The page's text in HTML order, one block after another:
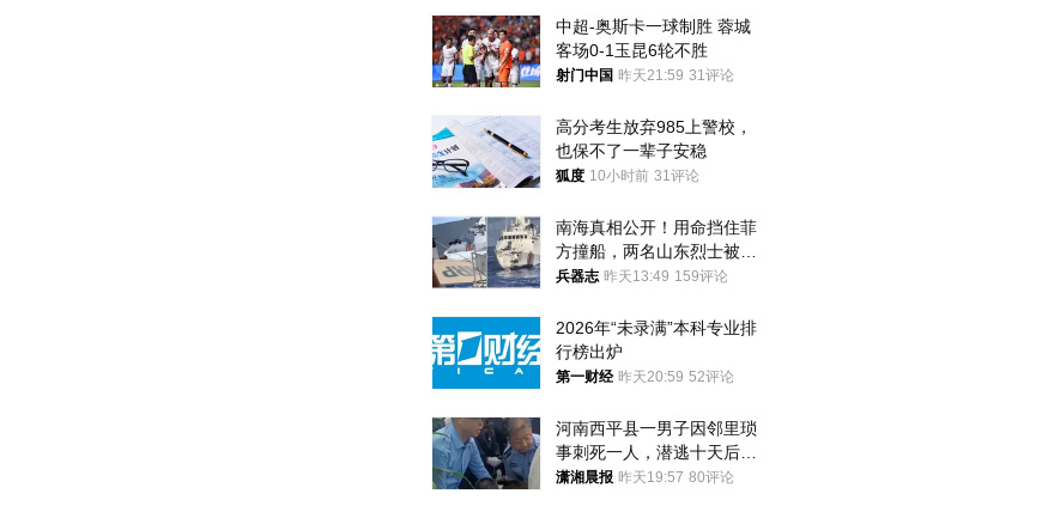
中超-奥斯卡一球制胜 蓉城
客场0-1玉昆6轮不胜
射门中国 昨天21:59 31评论
高分考生放弃985上警校，
也保不了一辈子安稳
狐度 10小时前 31评论
南海真相公开！用命挡住菲
方撞船，两名山东烈士被授
武警最高荣誉
兵器志 昨天13:49 159评论
2026年“未录满”本科专业排
行榜出炉
第一财经 昨天20:59 52评论
河南西平县一男子因邻里琐
事刺死一人，潜逃十天后在
十多公里外一片玉米地里落
潇湘晨报 昨天19:57 80评论